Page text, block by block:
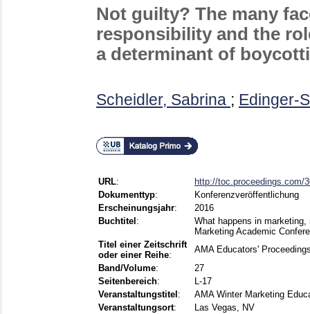
Not guilty? The many
responsibility and the
a determinant of
Scheidler, Sabrina ; Edinger-
URL:
http://toc.proceedings.com/
Dokumenttyp:
Konferenzveröffentlichung
Erscheinungsjahr:
2016
Buchtitel :
What happens in
Marketing Academic
Titel einer Zeitschrift
oder einer Reihe:
AMA Educators'
Band/Volume:
27
Seitenbereich:
L-17
Veranstaltungstitel :
AMA Winter Marketing
Veranstaltungsort:
Las Vegas, NV